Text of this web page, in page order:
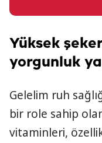
Yüksek
yorgunluk
Gelelim ruh
bir role sahip
vitaminleri,